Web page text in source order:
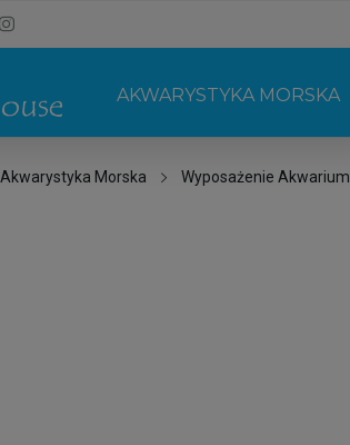
AKWARYSTYKA MORSKA
Akwarystyka Morska Wyposażenie Akwarium